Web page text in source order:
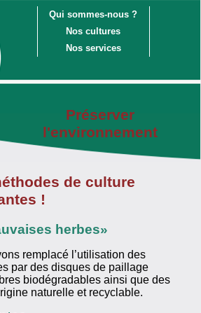
de culture
!
herbes»
remplacé l’utilisation des
par des disques de paillage
biodégradables ainsi que des
naturelle et recyclable.
Préserver
l'environnement
Qui sommes-nous ?
Nos cultures
Nos services